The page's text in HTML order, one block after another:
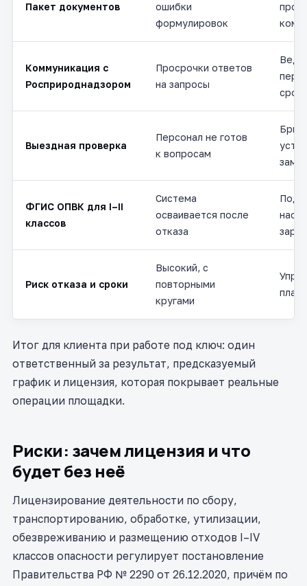
Пакет документов
ошибки
формулировок
Коммуникация с
Росприроднадзором
Просрочки ответов
на запросы
Выездная проверка
Персонал не готов
к вопросам
Бриф
ФГИС ОПВК для I–II
классов
Система
осваивается после
отказа
Риск отказа и сроки
Высокий, с
повторными
кругами
Итог для клиента при работе под ключ: один
ответственный за результат, предсказуемый
график и лицензия, которая покрывает реальные
операции площадки.
Риски: зачем лицензия и что
будет без неё
Лицензирование деятельности по сбору,
транспортированию, обработке, утилизации,
обезвреживанию и размещению отходов I–IV
классов опасности регулирует постановление
Правительства РФ № 2290 от 26.12.2020, причём по